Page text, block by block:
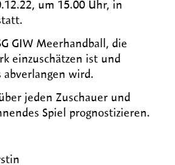
um 15.00 Uhr, in
GIW Meerhandball, die
einzuschätzen ist und
abverlangen wird.
jeden Zuschauer und
Spiel prognostizieren.